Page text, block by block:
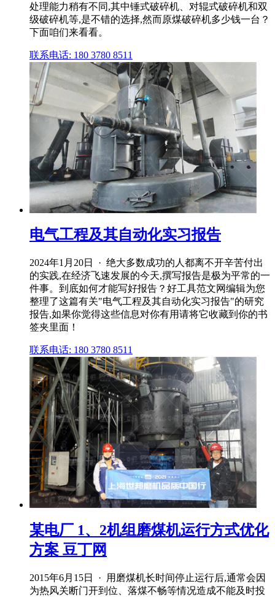
处理能力稍有不同,其中锤式破碎机、对辊式破碎机和双
级破碎机等,是不错的选择,然而原煤破碎机多少钱一台？
下面咱们来看看。
联系电话: 180 3780 8511
电气工程及其自动化实习报告
2024年1月20日 · 绝大多数成功的人都离不开辛苦付出
的实践,在经济飞速发展的今天,撰写报告是极为平常的一
件事。到底如何才能写好报告？好工具范文网编辑为您
整理了这篇有关"电气工程及其自动化实习报告"的研究
报告,如果你觉得这些信息对你有用请将它收藏到你的书
签夹里面！
联系电话: 180 3780 8511
某电厂 1、2机组磨煤机运行方式优化
方案 豆丁网
2015年6月15日 · 用磨煤机长时间停止运行后,通常会因
为热风关断门开到位、落煤不畅等情况造成不能及时投